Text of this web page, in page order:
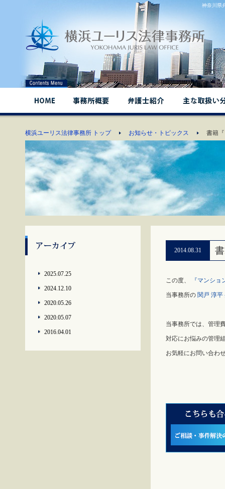
神奈川県
横浜ユーリス法律事務所 トップ お知らせ・トピックス 書籍
2025.07.25
2024.12.10
2020.05.26
2020.05.07
2016.04.01
2014.08.31
この度、 『マンシ
当事務所の 関戸 淳平
当事務所では、管理
対応にお悩みの管理
お気軽にお問い合わ